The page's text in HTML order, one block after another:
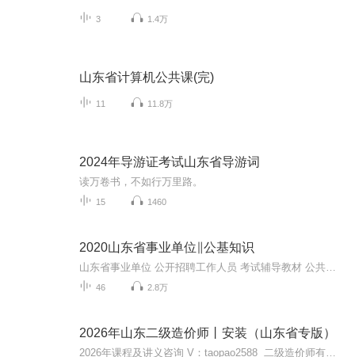
3 1.4万
山东省计算机公共课(完)
11 11.8万
2024年导游证考试山东省导游词
读万卷书，不如行万里路。
15 1460
2020山东省事业单位∥公基知识
46 2.8万
2026年山东二级造价师丨安装（山东省专版）